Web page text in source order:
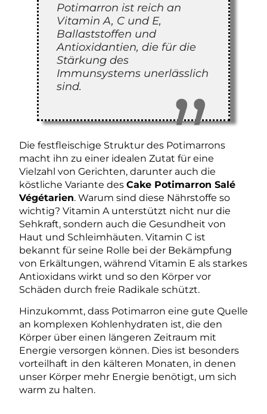
Potimarron ist reich an
Vitamin A, C und E,
Ballaststoffen und
Antioxidantien, die für die
Stärkung des
Immunsystems unerlässlich
sind.
Die festfleischige Struktur des Potimarrons
macht ihn zu einer idealen Zutat für eine
Vielzahl von Gerichten, darunter auch die
köstliche Variante des Cake Potimarron Salé
Végétarien. Warum sind diese Nährstoffe so
wichtig? Vitamin A unterstützt nicht nur die
Sehkraft, sondern auch die Gesundheit von
Haut und Schleimhäuten. Vitamin C ist
bekannt für seine Rolle bei der Bekämpfung
von Erkältungen, während Vitamin E als starkes
Antioxidans wirkt und so den Körper vor
Schäden durch freie Radikale schützt.
Hinzukommt, dass Potimarron eine gute Quelle
an komplexen Kohlenhydraten ist, die den
Körper über einen längeren Zeitraum mit
Energie versorgen können. Dies ist besonders
vorteilhaft in den kälteren Monaten, in denen
unser Körper mehr Energie benötigt, um sich
warm zu halten.